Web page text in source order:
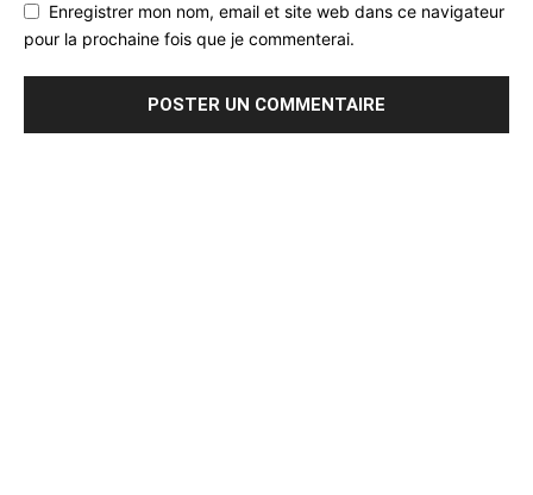
Enregistrer mon nom, email et site web dans ce navigateur
pour la prochaine fois que je commenterai.